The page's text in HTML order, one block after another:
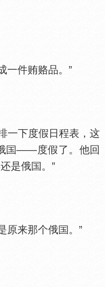
件贿赂品。”
下度假日程表，这
——度假了。他回
是俄
。”
来那个俄 。”